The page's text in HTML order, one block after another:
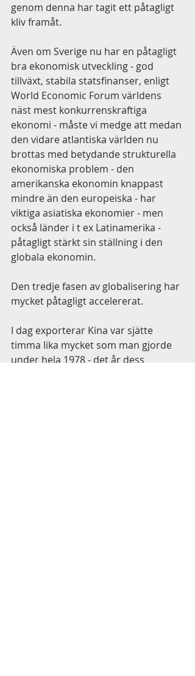
genom denna har tagit ett påtagligt
kliv framåt.
Även om Sverige nu har en påtagligt
bra ekonomisk utveckling - god
tillväxt, stabila statsfinanser, enligt
World Economic Forum världens
näst mest konkurrenskraftiga
ekonomi - måste vi medge att medan
den vidare atlantiska världen nu
brottas med betydande strukturella
ekonomiska problem - den
amerikanska ekonomin knappast
mindre än den europeiska - har
viktiga asiatiska ekonomier - men
också länder i t ex Latinamerika -
påtagligt stärkt sin ställning i den
globala ekonomin.
Den tredje fasen av globalisering har
mycket påtagligt accelererat.
I dag exporterar Kina var sjätte
timma lika mycket som man gjorde
under hela 1978 - det år dess